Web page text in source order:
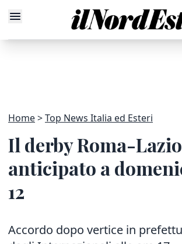
Home Top News Italia ed Esteri
Il derby Roma-Lazio
anticipato a
12
Accordo dopo vertice in